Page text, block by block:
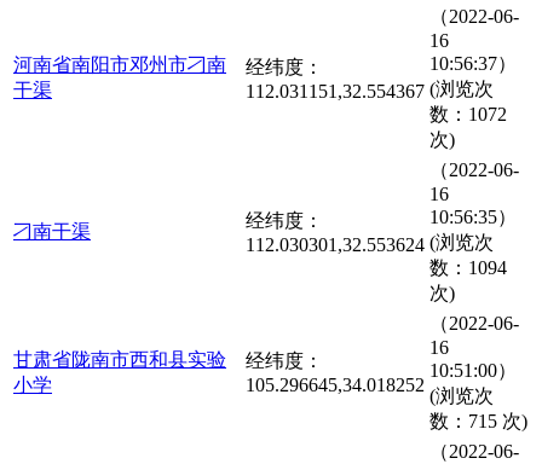
河南省南阳市邓州市刁南
干渠
经纬度：
112.031151,32.554367
（2022-06-
16
10:56:37）
(浏览次
数：1072
次)
刁南干渠
经纬度：
112.030301,32.553624
（2022-06-
16
10:56:35）
(浏览次
数：1094
次)
甘肃省陇南市西和县实验
小学
经纬度：
105.296645,34.018252
（2022-06-
16
10:51:00）
(浏览次
数：715 次)
（2022-06-